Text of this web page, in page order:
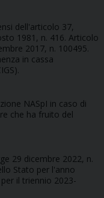
dell'articolo 37,
1981, n. 416. Articolo
2017, n. 100495.
in cassa
NASpI in caso di
che ha fruito del
29 dicembre 2022, n.
Stato per l'anno
il triennio 2023-